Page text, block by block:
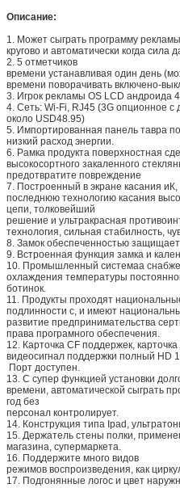
Описание:
1. Может сыграть программу рекламы
кругово и автоматически когда сила
2. 5 отметчиков
времени устанавливая один день
времени поворачивать включено-
3. Игрок рекламы OS LCD андроида
4. Сеть: Wi-Fi, RJ45 (3G опционное с
около USD48.95)
5. Импортированная панель тавра
низкий расход энергии.
6. Рамка продукта поверхностная
высокосортного закаленного
предотвратите повреждение
7. Построенный в экране касания
последнюю технологию касания
цепи, толковейший
решение и ультракрасная
технология, сильная стабилность,
8. Замок обеспеченностью
9. Встроенная функция замка и
10. Промышленный системаа
охлаждения температуры
ботинок.
11. Продукты проходят
подлинности c, и имеют
развитие предпринимательства
права програмного обеспечения.
12. Карточка CF поддержек,
видеосигнал поддержки полный HD
Порт доступен.
13. С супер функцией установки
времени, автоматической сыграть
год без
персонал контролирует.
14. Конструкция типа Ipad,
15. Держатель стены полки,
магазина, супермаркета.
16. Поддержите много видов
режимов воспроизведения, как
17. Подгонянные логос и цвет